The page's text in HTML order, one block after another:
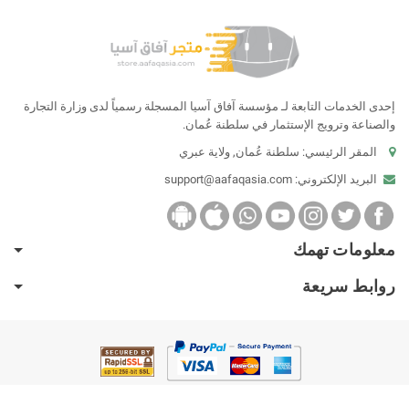
إحدى الخدمات التابعة لـ مؤسسة آفاق آسيا المسجلة رسمياً لدى وزارة التجارة
والصناعة وترويج الإستثمار في سلطنة عُمان.
المقر الرئيسي: سلطنة عُمان, ولاية عبري
البريد الإلكتروني: support@aafaqasia.com
معلومات تهمك
روابط سريعة